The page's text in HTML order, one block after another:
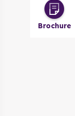
Duplex 4
pièces
Brochure